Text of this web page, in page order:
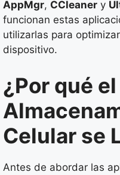
AppMgr, CCleaner y
funcionan estas
utilizarlas para
dispositivo.
¿Por qué el
Celular se
Antes de abordar las